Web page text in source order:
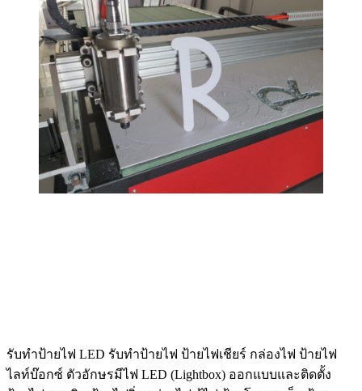
รับทําป้ายไฟ LED รับทำป้ายไฟ ป้ายไฟเชียร์ กล่องไฟ ป้ายไฟ
ไลท์บ๊อกซ์ ตัวอักษรมีไฟ LED (Lightbox) ออกแบบและติดตั้ง